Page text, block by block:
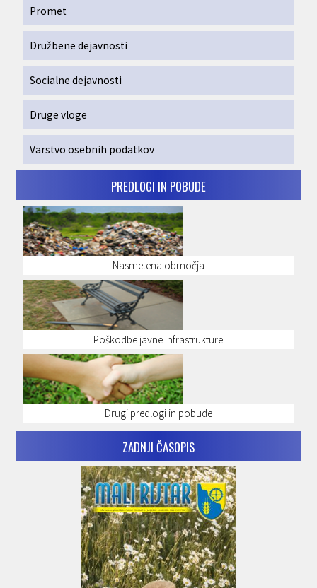
Promet
Družbene dejavnosti
Socialne dejavnosti
Druge vloge
Varstvo osebnih podatkov
PREDLOGI IN POBUDE
Nasmetena območja
Poškodbe javne infrastrukture
Drugi predlogi in pobude
ZADNJI ČASOPIS